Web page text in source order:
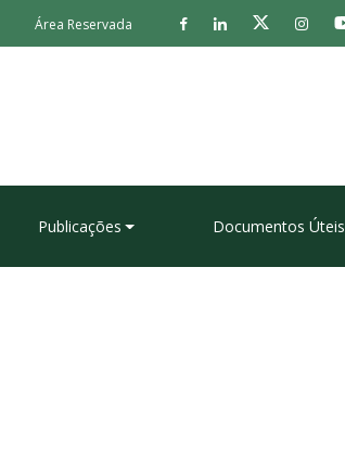
Área Reservada
Publicações Documentos Úteis